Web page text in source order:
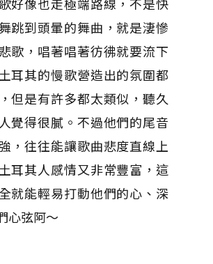
跳到頭暈的舞曲，就是淒慘
歌，唱著唱著彷彿就要流下
耳其的慢歌營造出的氛圍都
但是有許多都太類似，聽久
覺得很膩。不過他們的尾音
，往往能讓歌曲悲度直線上
耳其人感情又非常豐富，這
就能輕易打動他們的心、深
心弦阿～